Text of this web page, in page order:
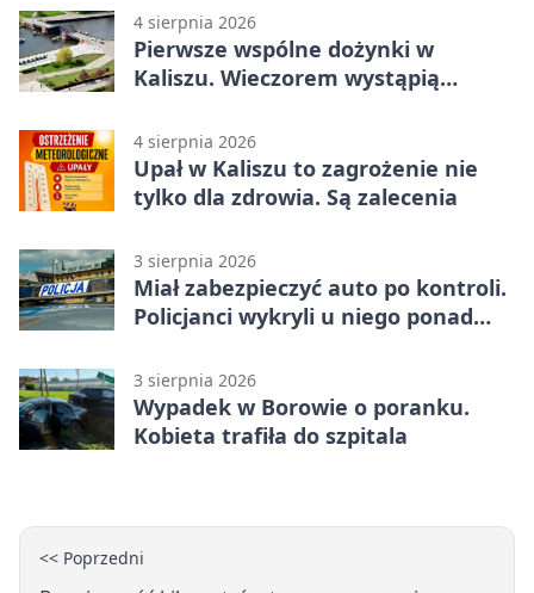
4 sierpnia 2026
Pierwsze wspólne dożynki w
Kaliszu. Wieczorem wystąpią
4 sierpnia 2026
Upał w Kaliszu to zagrożenie nie
tylko dla zdrowia. Są zalecenia
3 sierpnia 2026
Miał zabezpieczyć auto po kontroli.
Policjanci wykryli u niego ponad
3 sierpnia 2026
Wypadek w Borowie o poranku.
Kobieta trafiła do szpitala
<< Poprzedni